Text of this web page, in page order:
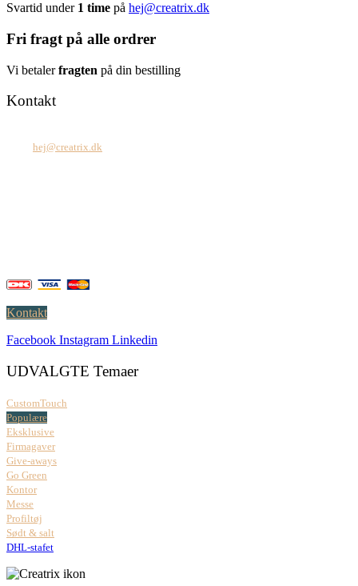
Svartid under 1 time på hej@creatrix.dk
Fri fragt på alle ordrer
Vi betalerfragten på din bestilling
Kontakt
hej@creatrix.dk
Kontakt
Facebook Instagram Linkedin
UDVALGTE Temaer
CustomTouch
Populære
Eksklusive
Firmagaver
Give-aways
Go Green
Kontor
Messe
Profiltøj
Sødt & salt
DHL-stafet